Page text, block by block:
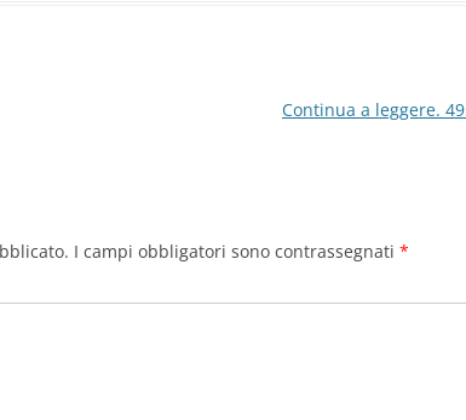
Continua a leggere. 49
I campi obbligatori sono contrassegnati *